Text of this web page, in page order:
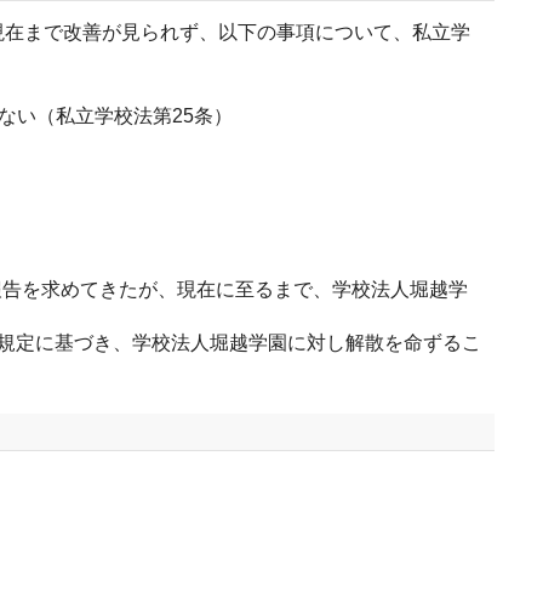
まで改善が見られず、以下の事項について、私立学
（私立学校法第25条）
を求めてきたが、現在に至るまで、学校法人堀越学
に基づき、学校法人堀越学園に対し解散を命ずるこ